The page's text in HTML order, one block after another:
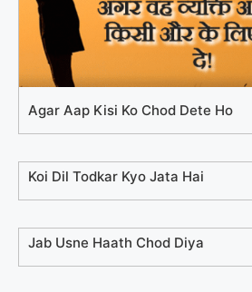
Agar Aap Kisi Ko Chod Dete Ho
Koi Dil Todkar Kyo Jata Hai
Jab Usne Haath Chod Diya